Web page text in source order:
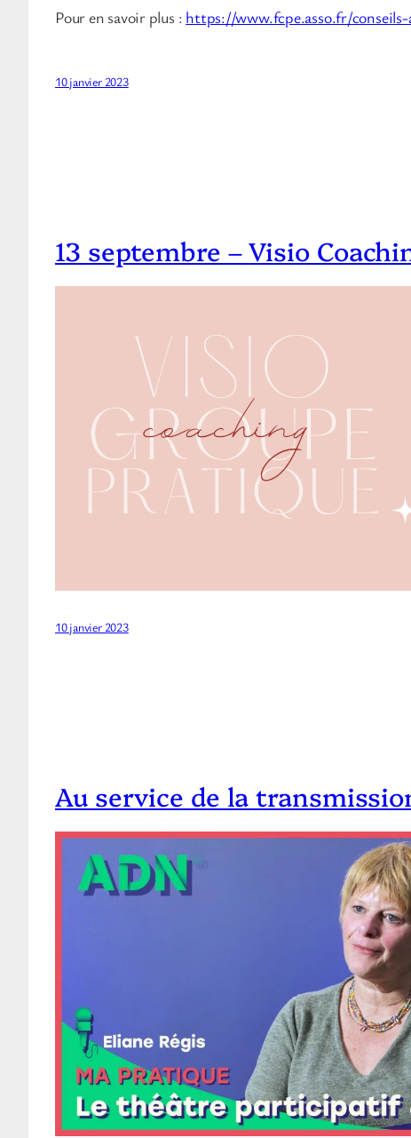
Pour en savoir plus : https://www.fcpe.asso.fr/
10 janvier 2023
13 septembre – Visio
10 janvier 2023
Au service de la